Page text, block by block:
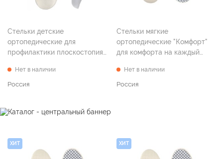
Стельки детские
ортопедические для
профилактики плоскостопия
Нет в наличии
Россия
Стельки мягкие
ортопедические "Комфорт"
для комфорта на каждый
Нет в наличии
Россия
ХИТ ХИТ